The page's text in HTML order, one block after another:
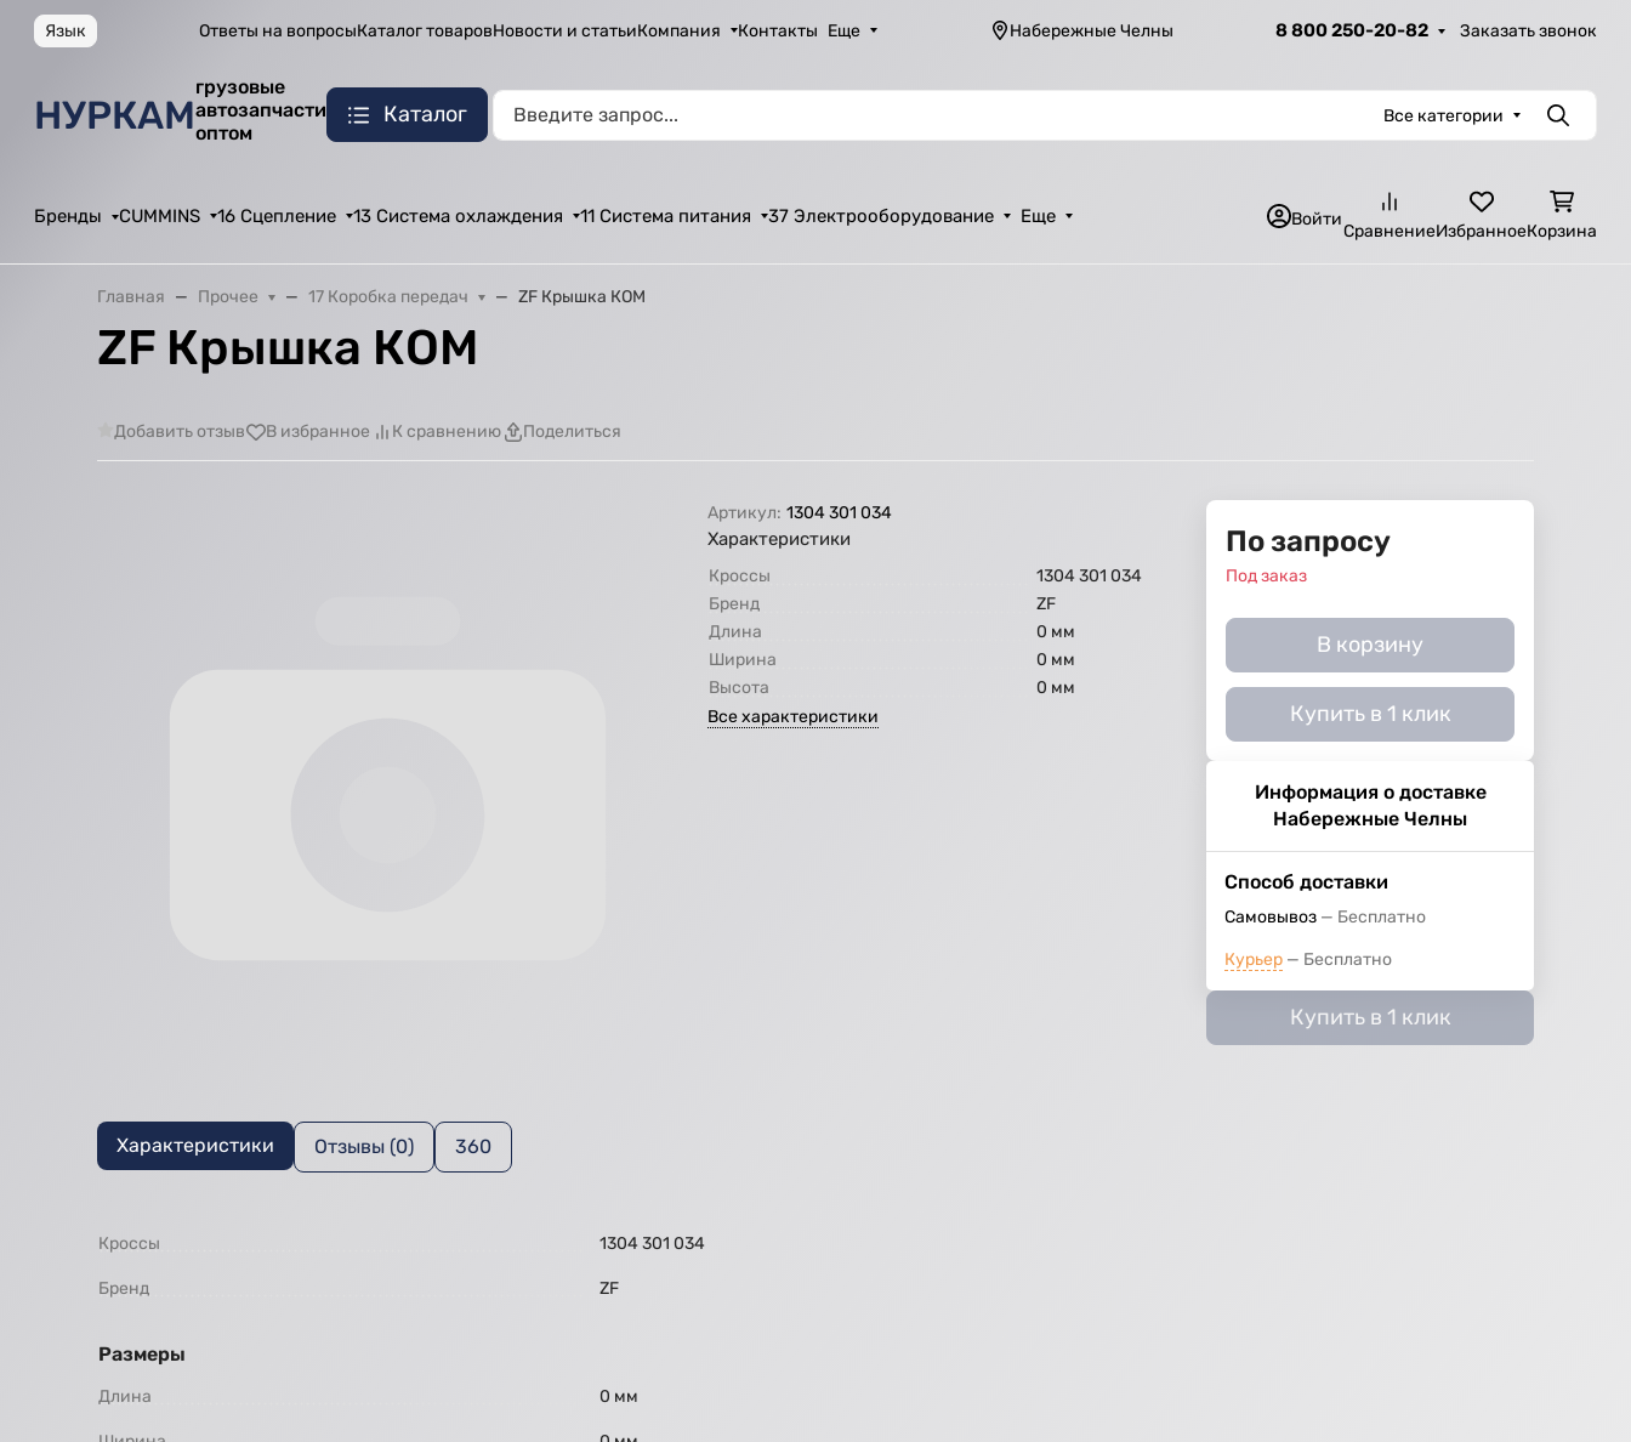
Язык Ответы на вопросыКаталог товаровНовости и статьиКомпания Контакты Еще Набережные Челны 8 800 250-20-82 Заказать звонок
НУРКАМ
грузовые
автозапчасти
оптом
Каталог Все категории Поиск
Бренды CUMMINS 16 Сцепление 13 Система охлаждения 11 Система питания 37 Электрооборудование Еще Войти
СравнениеИзбранноеКорзина
Главная Прочее 17 Коробка передач ZF Крышка КОМ
ZF Крышка КОМ
Добавить отзыв В избранное К сравнению Поделиться
Артикул: 1304 301 034
Характеристики
Кроссы
1304 301 034
Бренд
ZF
Длина
0 мм
Ширина
0 мм
Высота
0 мм
Все характеристики
По запросу
Под заказ
В корзину
Купить в 1 клик
Информация о доставке
Набережные Челны
Способ доставки
Самовывоз Бесплатно
Курьер Бесплатно
Купить в 1 клик
Характеристики Отзывы (0) 360
Кроссы 1304 301 034
Бренд ZF
Размеры
Длина 0 мм